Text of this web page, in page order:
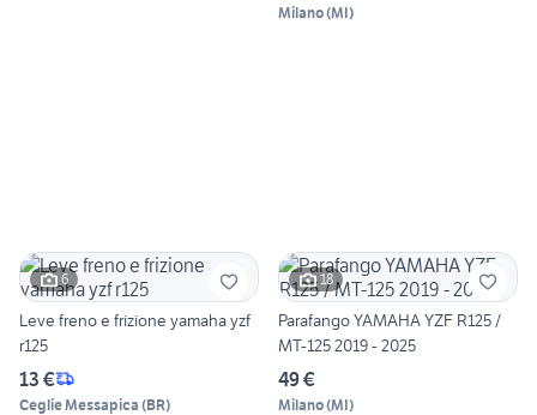
Milano(MI)
6
Leve freno e frizione yamaha yzf
r125
13 €
Ceglie Messapica (BR)
18
Parafango YAMAHA YZF R125 /
MT-125 2019 - 2025
49 €
Milano(MI)